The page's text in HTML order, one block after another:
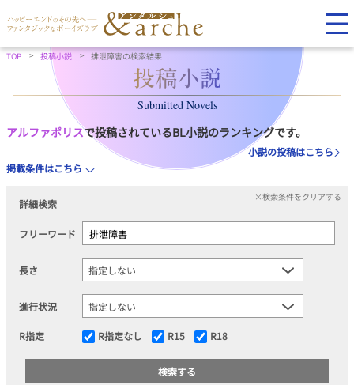
TOP 投稿小説 排泄障害の検索結果
Submitted Novels
アルファポリスで投稿されているBL小説のランキングです。
小説の投稿はこちら
掲載条件はこちら
詳細検索
×検索条件をクリアする
フリーワード
長さ
進行状況
R指定 R指定なし R15 R18